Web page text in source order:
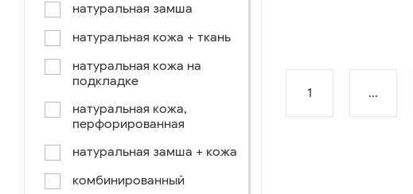
коричневый-синий
коричневый/светло-
коричневый /ручное окраш.-
синий/черный
коричневый /ручное окраш.-
натуральная замша
натуральная кожа + ткань
натуральная кожа на
подкладке
натуральная кожа,
перфорированная
натуральная замша + кожа
комбинированный
1 ...